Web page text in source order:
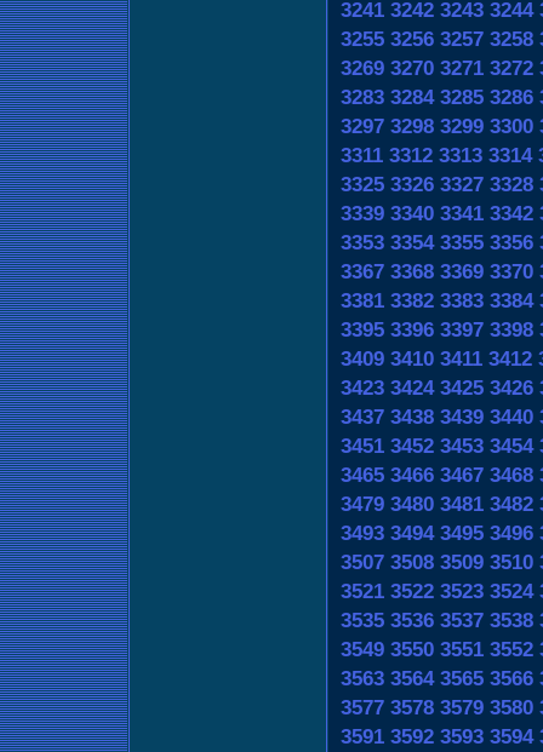
3241 3242 3243 3244
3255 3256 3257 3258
3269 3270 3271 3272
3283 3284 3285 3286
3297 3298 3299 3300
3311 3312 3313 3314
3325 3326 3327 3328
3339 3340 3341 3342
3353 3354 3355 3356
3367 3368 3369 3370
3381 3382 3383 3384
3395 3396 3397 3398
3409 3410 3411 3412
3423 3424 3425 3426
3437 3438 3439 3440
3451 3452 3453 3454
3465 3466 3467 3468
3479 3480 3481 3482
3493 3494 3495 3496
3507 3508 3509 3510
3521 3522 3523 3524
3535 3536 3537 3538
3549 3550 3551 3552
3563 3564 3565 3566
3577 3578 3579 3580
3591 3592 3593 3594